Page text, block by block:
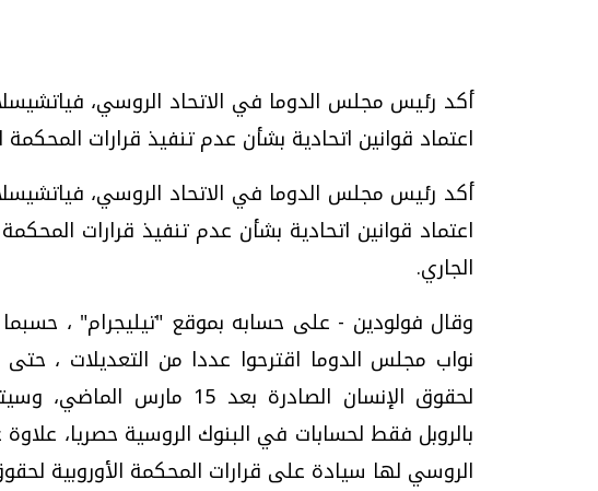
أكد رئيس مجلس الدوما في الاتحاد الروسي،
اعتماد قوانين اتحادية بشأن عدم تنفيذ قرارات المحكمة
أكد رئيس مجلس الدوما في الاتحاد الروسي،
اعتماد قوانين اتحادية بشأن عدم تنفيذ قرارات
الجاري.
وقال فولودين - على حسابه بموقع "تيليجرام" ، حسبما
نواب مجلس الدوما اقترحوا عددا من التعديلات ، حتى
لحقوق الإنسان الصادرة بعد
بالروبل فقط لحسابات في البنوك الروسية حصريا،
الروسي لها سيادة على قرارات المحكمة الأوروبية
تحقيقات
وإجابات
السبت، 01 اغسطس 2026 10:25 ص
تحقيقات وحوارات
فيديو.. الإعلام الرقمي.. تقنيات واعدة
وتحديات هائلة